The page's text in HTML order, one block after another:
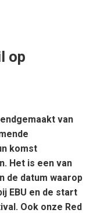
op
van
komst
Het is een van
de datum waarop
EBU en de start
Ook onze Red